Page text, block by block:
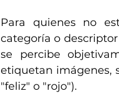
Para quienes no
categoría o
se percibe
etiquetan imágenes,
"feliz" o "rojo").